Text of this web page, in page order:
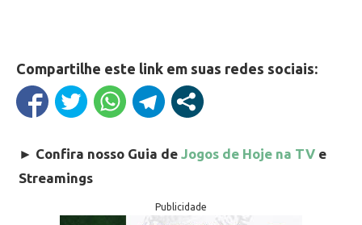
Compartilhe este link em suas redes sociais:
► Confira nosso Guia de Jogos de Hoje na TV e
Streamings
Publicidade